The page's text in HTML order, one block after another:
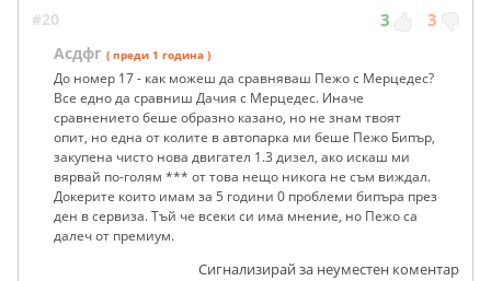
#20 3 3
Асдфг ( преди 1 година )
До номер 17 - как можеш да сравняваш Пежо с Мерцедес?
Все едно да сравниш Дачия с Мерцедес. Иначе
сравнението беше образно казано, но не знам твоят
опит, но една от колите в автопарка ми беше Пежо Бипър,
закупена чисто нова двигател 1.3 дизел, ако искаш ми
вярвай по-голям *** от това нещо никога не съм виждал.
Докерите които имам за 5 години 0 проблеми бипъра през
ден в сервиза. Тъй че всеки си има мнение, но Пежо са
далеч от премиум.
Сигнализирай за неуместен коментар